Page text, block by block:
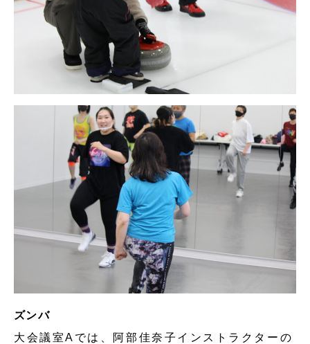
ズンバ
大会議室Aでは、阿部佳奈子インストラクターの